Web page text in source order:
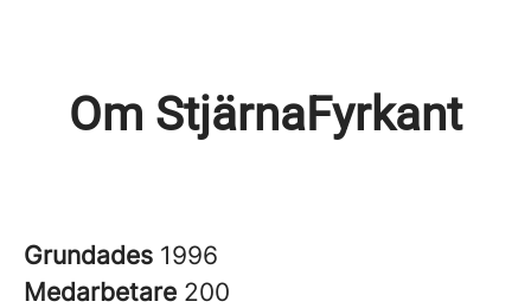
Om StjärnaFyrkant
Grundades 1996
Medarbetare 200